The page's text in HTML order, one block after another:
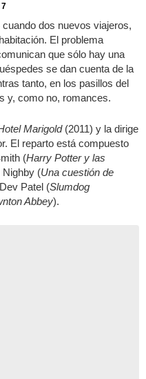
dos nuevos viajeros,
El problema
que sólo hay una
se dan cuenta de la
tanto, en los pasillos del
y, como no, romances.
Marigold(2011) y la dirige
El reparto está compuesto
(Harry Potter y las
Nighby (Una cuestión de
Patel (Slumdog
Abbey).